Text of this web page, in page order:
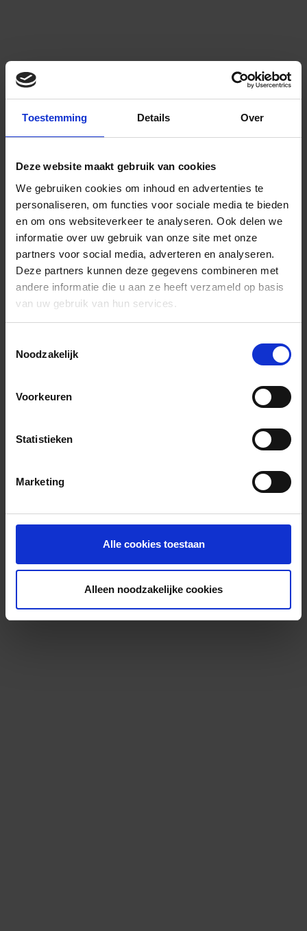
Toestemming Details Over
Deze website maakt gebruik van cookies
We gebruiken cookies om inhoud en advertenties te
personaliseren, om functies voor sociale media te bieden
en om ons websiteverkeer te analyseren. Ook delen we
informatie over uw gebruik van onze site met onze
partners voor social media, adverteren en analyseren.
Deze partners kunnen deze gegevens combineren met
andere informatie die u aan ze heeft verzameld op basis
van uw gebruik van hun services.
Noodzakelijk
Voorkeuren
Statistieken
Marketing
Alle cookies toestaan
Alleen noodzakelijke cookies